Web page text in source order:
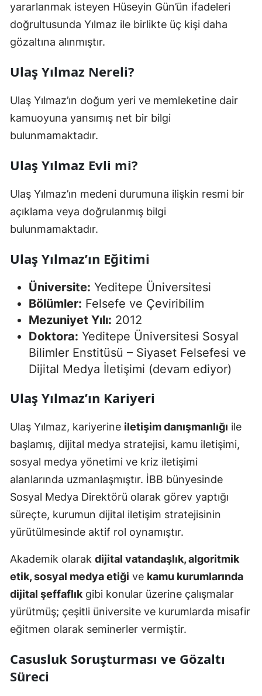
yararlanmak isteyen Hüseyin Gün’ün ifadeleri
doğrultusunda Yılmaz ile birlikte üç kişi daha
gözaltına alınmıştır.
Ulaş Yılmaz Nereli?
Ulaş Yılmaz’ın doğum yeri ve memleketine dair
kamuoyuna yansımış net bir bilgi
bulunmamaktadır.
Ulaş Yılmaz Evli mi?
Ulaş Yılmaz’ın medeni durumuna ilişkin resmi bir
açıklama veya doğrulanmış bilgi
bulunmamaktadır.
Ulaş Yılmaz’ın Eğitimi
Üniversite: Yeditepe Üniversitesi
Bölümler: Felsefe ve Çeviribilim
Mezuniyet Yılı: 2012
Doktora: Yeditepe Üniversitesi Sosyal
Bilimler Enstitüsü – Siyaset Felsefesi ve
Dijital Medya İletişimi (devam ediyor)
Ulaş Yılmaz’ın Kariyeri
Ulaş Yılmaz, kariyerine iletişim danışmanlığı ile
başlamış, dijital medya stratejisi, kamu iletişimi,
sosyal medya yönetimi ve kriz iletişimi
alanlarında uzmanlaşmıştır. İBB bünyesinde
Sosyal Medya Direktörü olarak görev yaptığı
süreçte, kurumun dijital iletişim stratejisinin
yürütülmesinde aktif rol oynamıştır.
Akademik olarak dijital vatandaşlık, algoritmik
etik, sosyal medya etiği ve kamu kurumlarında
dijital şeffaflık gibi konular üzerine çalışmalar
yürütmüş; çeşitli üniversite ve kurumlarda misafir
eğitmen olarak seminerler vermiştir.
Casusluk Soruşturması ve Gözaltı
Süreci